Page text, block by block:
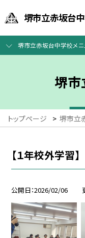
堺市立赤坂台
堺市立赤坂台中学校メニ
堺
トップページ > 堺市立
【１年校外学習】
公開日 2026/02/06